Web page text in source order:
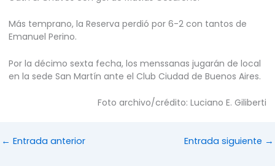
Más temprano, la Reserva perdió por 6-2 con tantos de
Emanuel Perino.
Por la décimo sexta fecha, los menssanas jugarán de local
en la sede San Martín ante el Club Ciudad de Buenos Aires.
Foto archivo/crédito: Luciano E. Giliberti
← Entrada anterior Entrada siguiente →